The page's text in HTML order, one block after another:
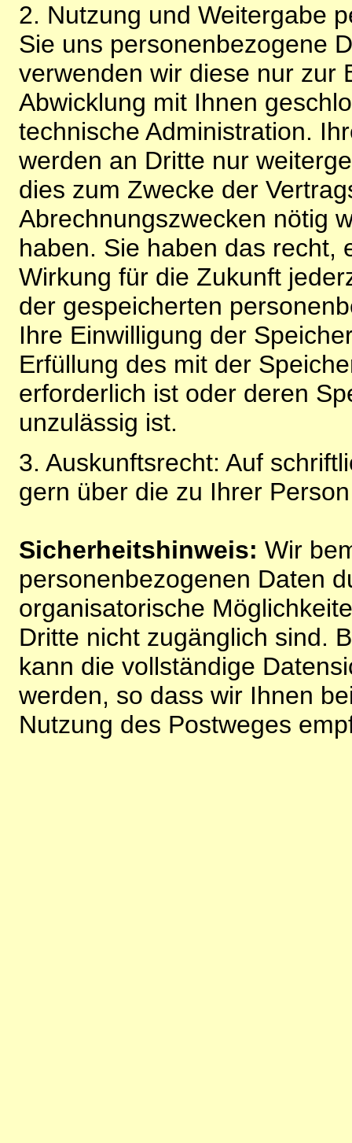
2. Nutzung und Weitergabe
Sie uns personenbezogene
verwenden wir diese nur zur
Abwicklung mit Ihnen
technische Administration.
werden an Dritte nur
dies zum Zwecke der
Abrechnungszwecken nötig
haben. Sie haben das recht,
Wirkung für die Zukunft
der gespeicherten
Ihre Einwilligung der
Erfüllung des mit der
erforderlich ist oder deren
unzulässig ist.
3. Auskunftsrecht: Auf
gern über die zu Ihrer
Sicherheitshinweis: Wir
personenbezogenen Daten
organisatorische
Dritte nicht zugänglich sind.
kann die vollständige
werden, so dass wir Ihnen
Nutzung des Postweges